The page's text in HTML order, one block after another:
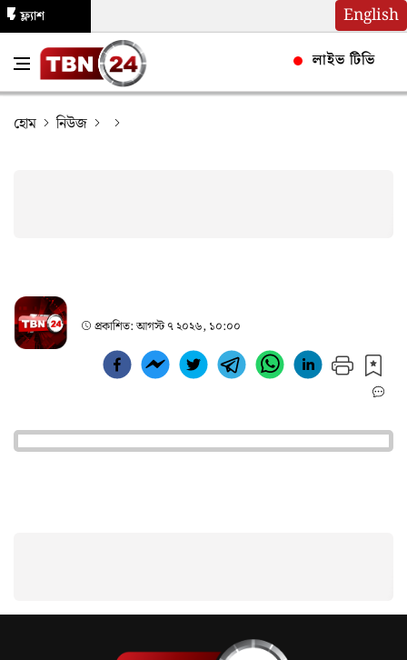
English
ফ্ল্যাশ
লাইভ টিভি
হোম নিউজ
প্রকাশিত:আগস্ট ৭ ২০২৬, ১০:০০